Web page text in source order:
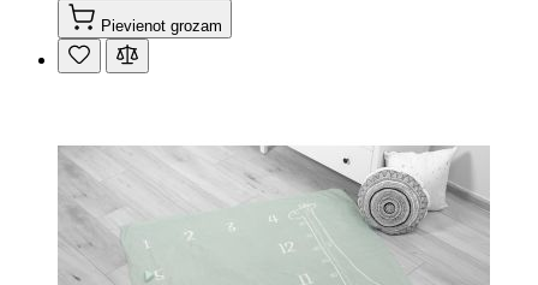
Pievienot grozam